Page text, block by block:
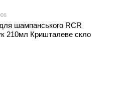
шампанського RCR
210мл Кришталеве скло